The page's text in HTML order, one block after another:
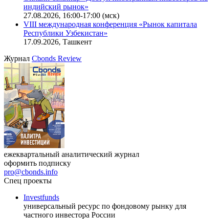
Онлайн-семинар «Новый стандарт инвестиций в
офисную недвижимость»
11.08.2026, 16:30-18:00 (мск)
Онлайн-семинар «Доступ иностранных инвесторов на
индийский рынок»
VIII международная конференция «Рынок капитала
Республики Узбекистан»
17.09.2026, Ташкент
ЖурналCbonds Review
ежеквартальный аналитический журнал
оформить подписку
pro@cbonds.info
Спец проекты